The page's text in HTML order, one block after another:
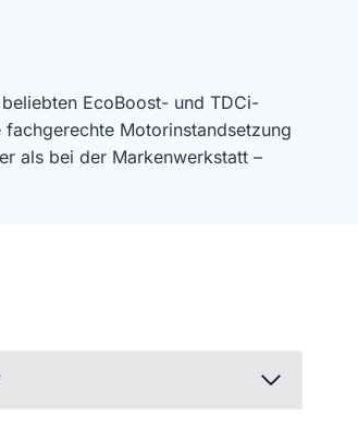
EcoBoost- und TDCi-
Motorinstandsetzung
als bei der Markenwerkstatt –